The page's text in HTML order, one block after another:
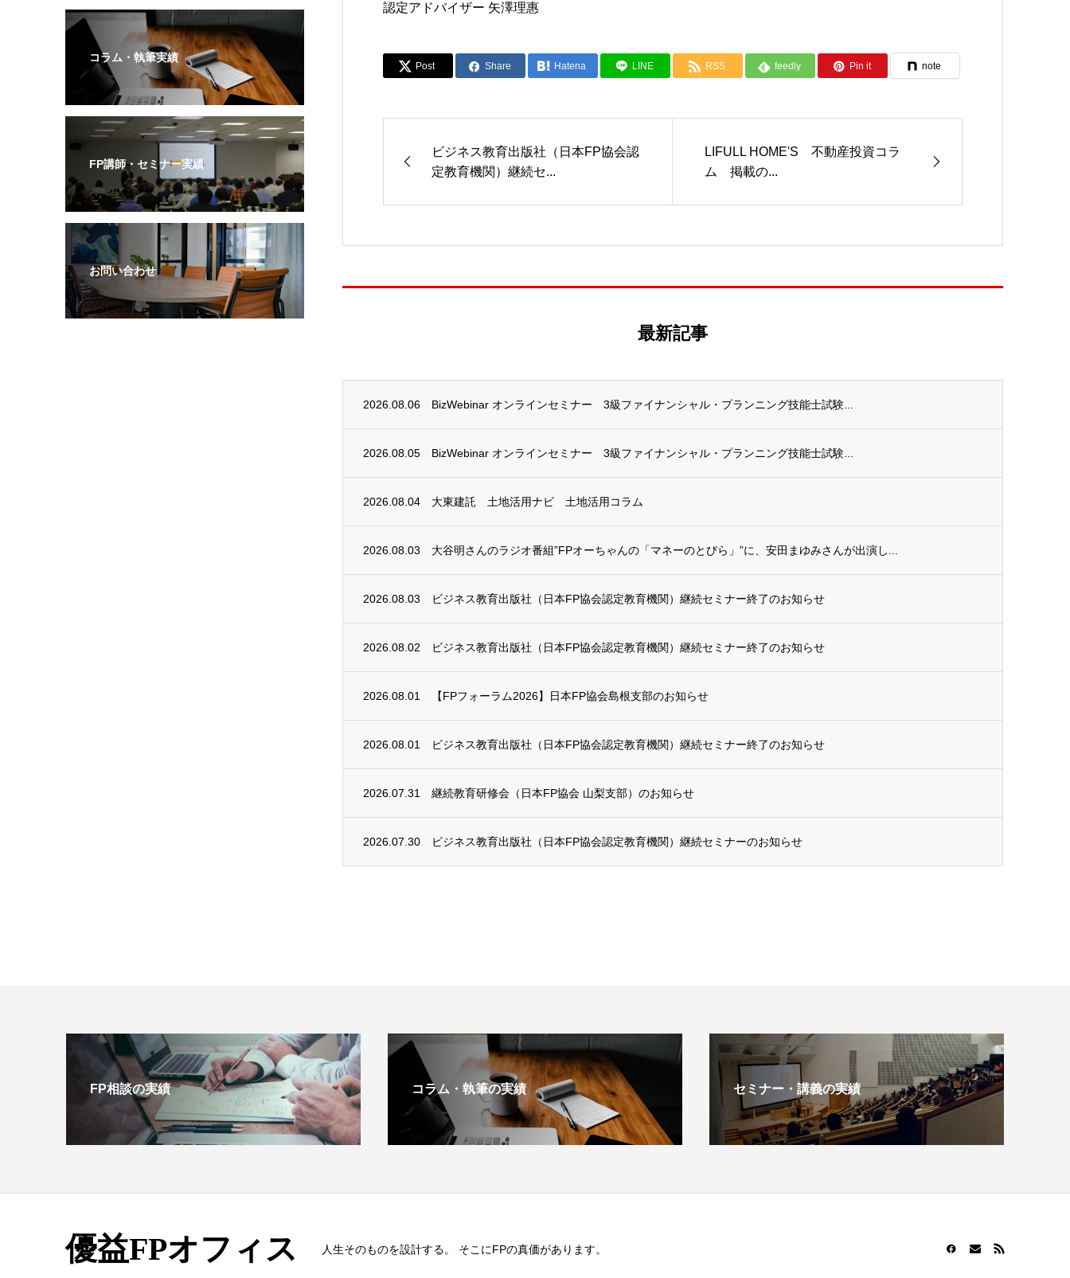
認定アドバイザー 矢澤理惠
Post Share Hatena LINE RSS feedly Pin it note
ビジネス教育出版社（日本FP協会認
定教育機関）継続セ...
LIFULL HOME'S 不動産投資コラ
ム 掲載の...
最新記事
2026.08.06 BizWebinar オンラインセミナー 3級ファイナンシャル・プランニング技能士試験...
2026.08.05 BizWebinar オンラインセミナー 3級ファイナンシャル・プランニング技能士試験...
2026.08.04 大東建託 土地活用ナビ 土地活用コラム
2026.08.03 大谷明さんのラジオ番組”FPオーちゃんの「マネーのとびら」”に、安田まゆみさんが出演し...
2026.08.03 ビジネス教育出版社（日本FP協会認定教育機関）継続セミナー終了のお知らせ
2026.08.02 ビジネス教育出版社（日本FP協会認定教育機関）継続セミナー終了のお知らせ
2026.08.01 【FPフォーラム2026】日本FP協会島根支部のお知らせ
2026.08.01 ビジネス教育出版社（日本FP協会認定教育機関）継続セミナー終了のお知らせ
2026.07.31 継続教育研修会（日本FP協会 山梨支部）のお知らせ
2026.07.30 ビジネス教育出版社（日本FP協会認定教育機関）継続セミナーのお知らせ
コラム・執筆実績
FP講師・セミナー実績
お問い合わせ
FP相談の実績 コラム・執筆の実績 セミナー・講義の実績
優益FPオフィス 人生そのものを設計する。 そこにFPの真価があります。